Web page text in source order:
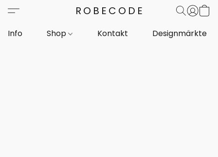
ROBECODE
Info Shop Kontakt Designmärkte